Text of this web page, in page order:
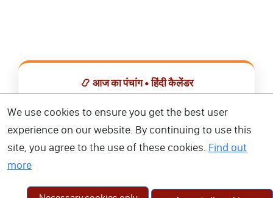
📿 आज का पंचांग • हिंदी कैलेंडर
📅 हिंदी कैलेंडर ऐप डाउनलोड करें
We use cookies to ensure you get the best user
experience on our website. By continuing to use this
site, you agree to the use of these cookies. Find out
more